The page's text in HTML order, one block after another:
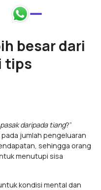
besar dari
tips
daripada tiang?”
jumlah pengeluaran
sehingga orang
menutupi sisa
kondisi mental dan